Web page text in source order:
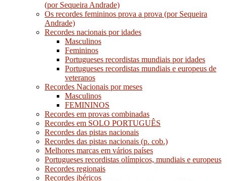
(por Sequeira Andrade)
Os recordes femininos prova a prova (por Sequeira
Andrade)
Recordes nacionais por idades
Masculinos
Femininos
Portugueses recordistas mundiais por idades
Portugueses recordistas mundiais e europeus de
veteranos
Recordes Nacionais por meses
Masculinos
FEMININOS
Recordes em provas combinadas
Recordes em SOLO PORTUGUÊS
Recordes das pistas nacionais
Recordes das pistas nacionais (p. cob.)
Melhores marcas em vários países
Portugueses recordistas olímpicos, mundiais e europeus
Recordes regionais
Recordes ibéricos